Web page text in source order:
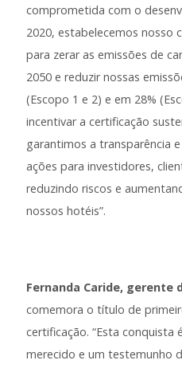
comprometida com o
2020, estabelecemos nosso
para zerar as emissões de
2050 e reduzir nossas
(Escopo 1 e 2) e em 28%
incentivar a certificação
garantimos a transparência
ações para investidores,
reduzindo riscos e
nossos hotéis”.
Fernanda Caride, gerente
comemora o título de
certificação. “Esta conquista
merecido e um testemunho